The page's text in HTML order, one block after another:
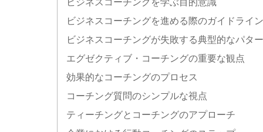
ビジネスコーチングを進める際のガイドライン
ビジネスコーチングが失敗する典型的
エグゼクティブ・コーチングの重要な観点
効果的なコーチングのプロセス
コーチング質問のシンプルな視点
ティーチングとコーチングのアプローチ